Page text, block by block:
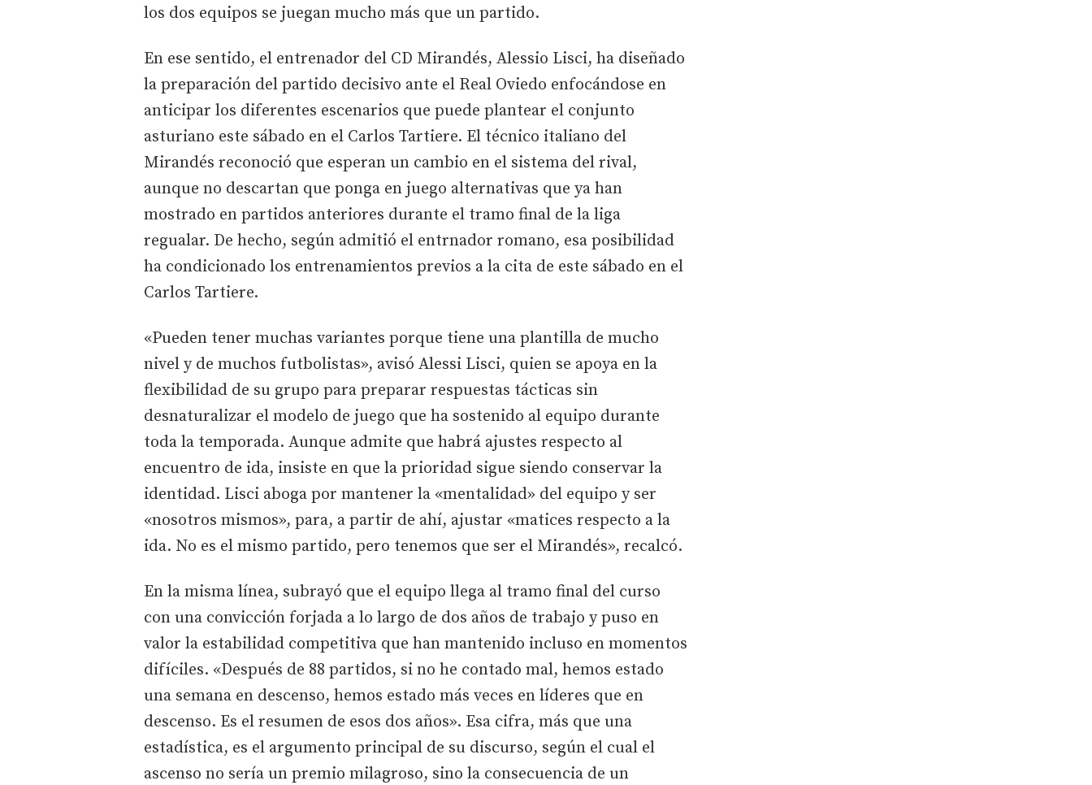
los dos equipos se juegan mucho más que un partido.
En ese sentido, el entrenador del CD Mirandés, Alessio Lisci, ha diseñado
la preparación del partido decisivo ante el Real Oviedo enfocándose en
anticipar los diferentes escenarios que puede plantear el conjunto
asturiano este sábado en el Carlos Tartiere. El técnico italiano del
Mirandés reconoció que esperan un cambio en el sistema del rival,
aunque no descartan que ponga en juego alternativas que ya han
mostrado en partidos anteriores durante el tramo final de la liga
regualar. De hecho, según admitió el entrnador romano, esa posibilidad
ha condicionado los entrenamientos previos a la cita de este sábado en el
Carlos Tartiere.
«Pueden tener muchas variantes porque tiene una plantilla de mucho
nivel y de muchos futbolistas», avisó Alessi Lisci, quien se apoya en la
flexibilidad de su grupo para preparar respuestas tácticas sin
desnaturalizar el modelo de juego que ha sostenido al equipo durante
toda la temporada. Aunque admite que habrá ajustes respecto al
encuentro de ida, insiste en que la prioridad sigue siendo conservar la
identidad. Lisci aboga por mantener la «mentalidad» del equipo y ser
«nosotros mismos», para, a partir de ahí, ajustar «matices respecto a la
ida. No es el mismo partido, pero tenemos que ser el Mirandés», recalcó.
En la misma línea, subrayó que el equipo llega al tramo final del curso
con una convicción forjada a lo largo de dos años de trabajo y puso en
valor la estabilidad competitiva que han mantenido incluso en momentos
difíciles. «Después de 88 partidos, si no he contado mal, hemos estado
una semana en descenso, hemos estado más veces en líderes que en
descenso. Es el resumen de esos dos años». Esa cifra, más que una
estadística, es el argumento principal de su discurso, según el cual el
ascenso no sería un premio milagroso, sino la consecuencia de un